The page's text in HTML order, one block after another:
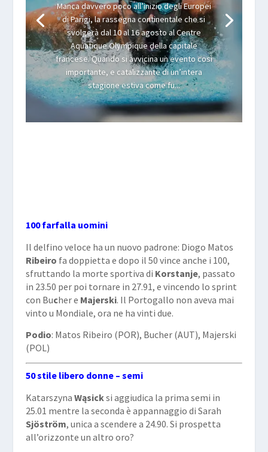
Manca davvero poco all’inizio degli Europei
di Parigi, la rassegna continentale che si
svolgerà dal 10 al 16 agosto al Centre
Aquatique Olympique della capitale
francese. Quando si avvicina un evento così
importante, e catalizzante di un’intera
stagione estiva come fu...
100 farfalla uomini
Il delfino veloce ha un nuovo padrone: Diogo Matos
Ribeiro fa doppietta e dopo il 50 vince anche i 100,
sfruttando la morte sportiva di Korstanje, passato
in 23.50 per poi tornare in 27.91, e vincendo lo sprint
con Bucher e Majerski. Il Portogallo non aveva mai
vinto u Mondiale, ora ne ha vinti due.
Podio: Matos Ribeiro (POR), Bucher (AUT), Majerski
(POL)
50 stile libero donne – semi
Katarszyna Wąsicksi aggiudica la prima semi in
25.01 mentre la seconda è appannaggio di Sarah
Sjöström, unica a scendere a 24.90. Si prospetta
all’orizzonte un altro oro?